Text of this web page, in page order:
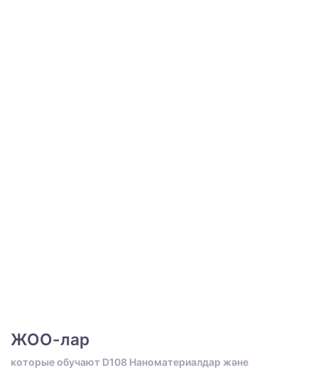
ЖОО-лар
которые обучают D108 Наноматериалдар және